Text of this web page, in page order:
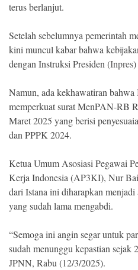
©
2026
NETRAL
.
All
terus berlanjut.
Setelah sebelumnya pemerintah
kini muncul kabar bahwa
dengan Instruksi Presiden (Inpres)
Namun, ada kekhawatiran
memperkuat surat MenPAN-RB
Maret 2025 yang berisi
dan PPPK 2024.
Ketua Umum Asosiasi Pegawai
Kerja Indonesia (AP3KI), Nur
dari Istana ini diharapkan
yang sudah lama mengabdi.
“Semoga ini angin segar untuk
sudah menunggu kepastian sejak
JPNN, Rabu (12/3/2025).